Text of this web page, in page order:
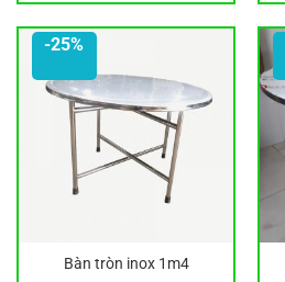
-25%
Bàn tròn inox 1m4